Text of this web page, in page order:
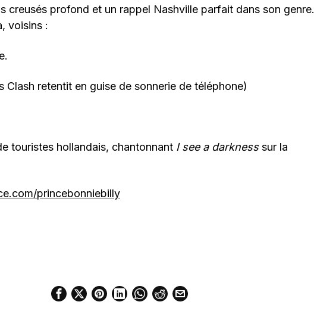
creusés profond et un rappel Nashville parfait dans son genre.
voisins :
Clash retentit en guise de sonnerie de téléphone)
touristes hollandais, chantonnant I see a darknesssur la
princebonniebilly